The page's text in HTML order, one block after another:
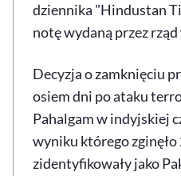
dziennika "Hindustan
notę wydaną przez
Decyzja o zamknięciu
osiem dni po ataku
Pahalgam w indyjskiej
wyniku którego
zidentyfikowały jako